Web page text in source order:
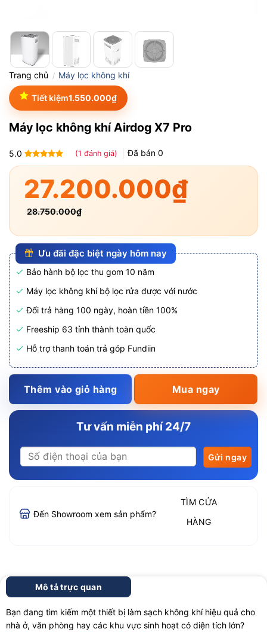
Trang chủ / Máy lọc không khí
Tiết kiệm1.550.000₫
Máy lọc không khí Airdog X7 Pro
5.0
5.0trên 5
dựa trên
1
đánh giá
(1 đánh giá) Đã bán 0
27.200.000₫
28.750.000₫
Ưu đãi đặc biệt ngày hôm nay
Bảo hành bộ lọc thu gom 10 năm
Máy lọc không khí bộ lọc rửa được với nước
Đổi trả hàng 100 ngày, hoàn tiền 100%
Freeship 63 tỉnh thành toàn quốc
Hỗ trợ thanh toán trả góp Fundiin
Thêm vào giỏ hàng Mua ngay
Tư vấn miễn phí 24/7
Đến Showroom xem sản phẩm?
TÌM CỬA
HÀNG
Mô tả trực quan
Bạn đang tìm kiếm một thiết bị làm sạch không khí hiệu quả cho
nhà ở, văn phòng hay các khu vực sinh hoạt có diện tích lớn?